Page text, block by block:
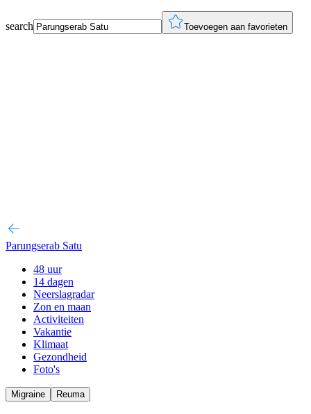
search Toevoegen aan favorieten
Parungserab Satu
48 uur
14 dagen
Neerslagradar
Zon en maan
Activiteiten
Vakantie
Klimaat
Gezondheid
Foto's
Migraine Reuma